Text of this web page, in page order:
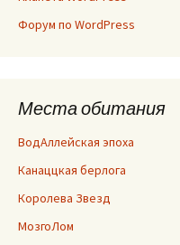
Форум по WordPress
Места обитания
ВодАллейская эпоха
Канаццкая берлога
Королева Звезд
МозгоЛом